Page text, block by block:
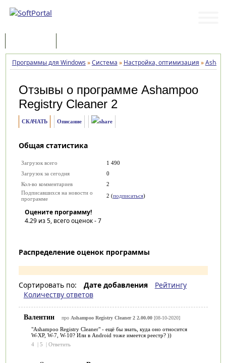
Программы для Windows »Система » Настройка, оптимизация »
Отзывы о программе Ashampoo
Registry Cleaner 2
СКАЧАТЬ Описание
Общая статистика
Загрузок всего
1 490
Загрузок за сегодня
0
Кол-во комментариев
2
Подписавшихся на новости о
программе
2 (подписаться)
Оцените программу!
4.29из 5, всего оценок -7
Распределение оценок программы
Сортировать по: Дате добавления
Рейтингу
Количеству ответов
Валентин про Ashampoo Registry Cleaner 2 2.00.00[08-10-2020]
"Ashampoo Registry Cleaner" - ещё бы знать, куда оно относится
W-XP, W-7, W-10? Или в Android тоже имеется реестр? ))
4 | 5 | Ответить